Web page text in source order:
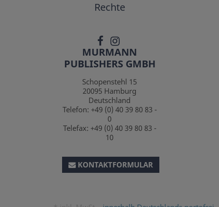
Rechte
MURMANN
PUBLISHERS GMBH
Schopenstehl 15
20095 Hamburg
Deutschland
Telefon: +49 (0) 40 39 80 83 -
0
Telefax: +49 (0) 40 39 80 83 -
10
KONTAKTFORMULAR